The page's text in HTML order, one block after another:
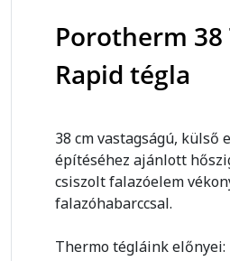
Porotherm
Rapid tégla
38 cm vastagságú, külső
építéséhez ajánlott
csiszolt falazóelem
falazóhabarccsal.
Thermo tégláink előnyei: